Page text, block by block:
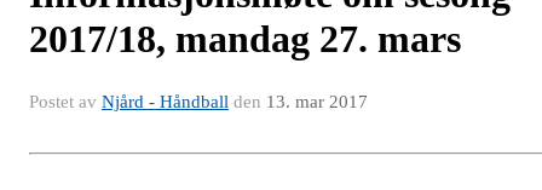
2017/18, mandag 27. mars
Postet av Njård - Håndball den 13. mar 2017